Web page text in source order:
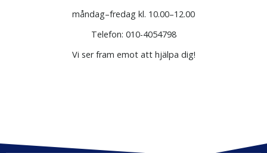
måndag–fredag kl. 10.00–12.00
Telefon: 010-4054798
Vi ser fram emot att hjälpa dig!